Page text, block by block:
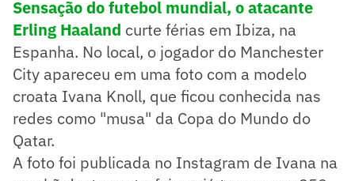
Sensação do futebol mundial, o atacante
Erling Haaland curte férias em Ibiza, na
Espanha. No local, o jogador do Manchester
City apareceu em uma foto com a modelo
croata Ivana Knoll, que ficou conhecida nas
redes como "musa" da Copa do Mundo do
Qatar.
A foto foi publicada no Instagram de Ivana na